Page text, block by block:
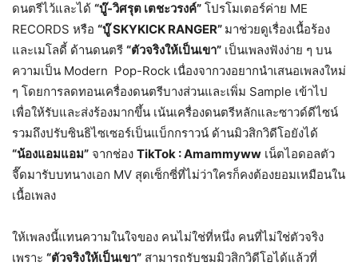
ดนตรีไว้และได้ “บู๊-วิศรุต เตชะวรงค์” โปรโมเตอร์ค่าย ME
RECORDS หรือ “บู๊ SKYKICK RANGER” มาช่วยดูเรื่องเนื้อร้อง
และเมโลดี้ ด้านดนตรี “ตัวจริงให้เป็นเขา” เป็นเพลงฟังง่าย ๆ บน
ความเป็น Modern Pop-Rock เนื่องจากวงอยากนำเสนอเพลงใหม่
ๆ โดยการลดทอนเครื่องดนตรีบางส่วนและเพิ่ม Sample เข้าไป
เพื่อให้รับและส่งร้องมากขึ้น เน้นเครื่องดนตรีหลักและซาวด์ดีไซน์
รวมถึงปรับซินธิไซเซอร์เป็นแบ็กกราวน์ ด้านมิวสิกวิดีโอยังได้
“น้องแอมแอม” จากช่อง TikTok : Amammyww เน็ตไอดอลตัว
จี๊ดมารับบทนางเอก MV สุดเซ็กซี่ที่ไม่ว่าใครก็คงต้องยอมเหมือนใน
เนื้อเพลง
ให้เพลงนี้แทนความในใจของ คนไม่ใช่ที่หนึ่ง คนที่ไม่ใช่ตัวจริง
เพราะ “ตัวจริงให้เป็นเขา” สามารถรับชมมิวสิกวิดีโอได้แล้วที่